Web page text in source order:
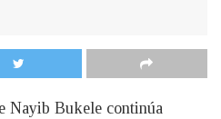
Nayib Bukele continúa